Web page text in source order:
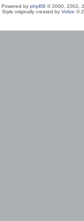
Powered by phpBB © 2000, 2002,
Style originally created by Volize ©